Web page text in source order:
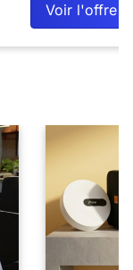
Voir l'offre